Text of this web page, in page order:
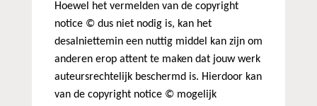
Hoewel het vermelden van de copyright
notice © dus niet nodig is, kan het
desalniettemin een nuttig middel kan zijn om
anderen erop attent te maken dat jouw werk
auteursrechtelijk beschermd is. Hierdoor kan
van de copyright notice © mogelijk